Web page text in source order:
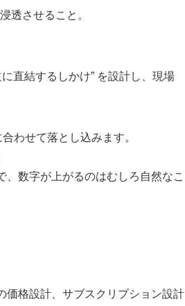
透させること。
直結するしかけ” を設計し、現場
わせて落とし込みます。
数字が上がるのはむしろ自然なこ
価格設計、サブスクリプション設計